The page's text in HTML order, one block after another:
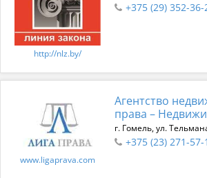
http://nlz.by/
+375 (29) 352-36-
www.ligaprava.com
Агентство
права –
г. Гомель, ул.
+375 (23) 271-57-